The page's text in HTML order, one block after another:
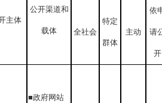
主体
公开渠道和
载体 全社会
特定
群体
主动
依
请
开
■政府网站